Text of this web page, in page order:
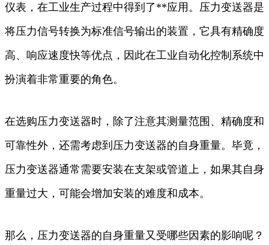
仪表，在工业生产过程中得到了**应用。压力变送器是
将压力信号转换为标准信号输出的装置，它具有精确度
高、响应速度快等优点，因此在工业自动化控制系统中
扮演着非常重要的角色。
在选购压力变送器时，除了注意其测量范围、精确度和
可靠性外，还需考虑到压力变送器的自身重量。毕竟，
压力变送器通常需要安装在支架或管道上，如果其自身
重量过大，可能会增加安装的难度和成本。
那么，压力变送器的自身重量又受哪些因素的影响呢？